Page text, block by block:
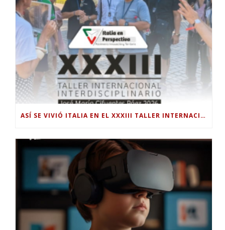
ASÍ SE VIVIÓ ITALIA EN EL XXXIII TALLER INTERNACIONAL INTERDISCIPLINAR